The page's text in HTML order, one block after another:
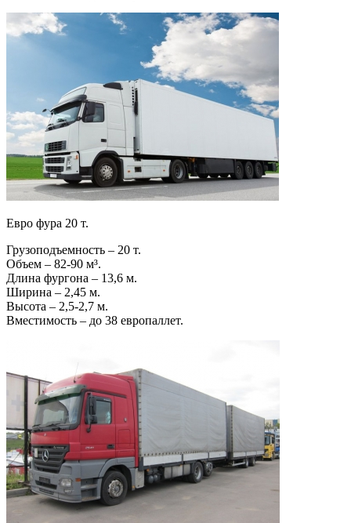
Евро фура 20 т.
Грузоподъемность – 20 т.
Объем – 82-90 м³.
Длина фургона – 13,6 м.
Ширина – 2,45 м.
Высота – 2,5-2,7 м.
Вместимость – до 38 европаллет.